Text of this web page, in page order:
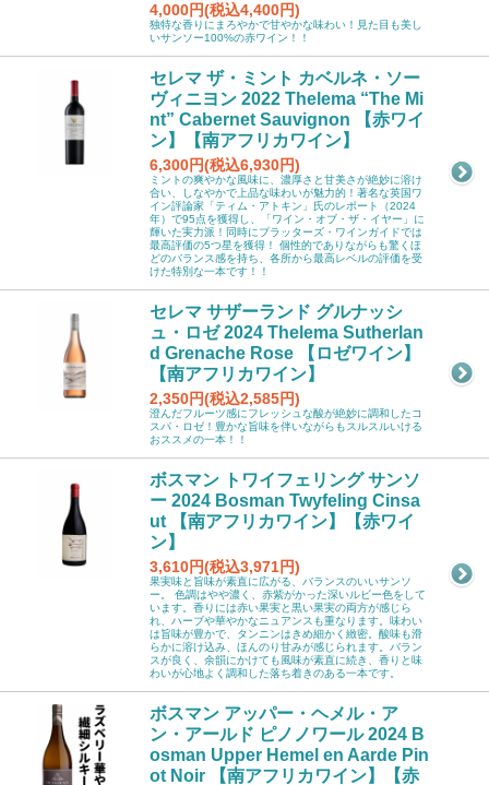
4,000円(税込4,400円)
独特な香りにまろやかで甘やかな味わい！見た目も美し
いサンソー100%の赤ワイン！！
セレマ ザ・ミント カベルネ・ソー
ヴィニヨン 2022 Thelema “The Mi
nt” Cabernet Sauvignon 【赤ワイ
ン】【南アフリカワイン】
6,300円(税込6,930円)
ミントの爽やかな風味に、濃厚さと甘美さが絶妙に溶け
合い、しなやかで上品な味わいが魅力的！著名な英国ワ
イン評論家「ティム・アトキン」氏のレポート（2024
年）で95点を獲得し、「ワイン・オブ・ザ・イヤー」に
輝いた実力派！同時にプラッターズ・ワインガイドでは
最高評価の5つ星を獲得！ 個性的でありながらも驚くほ
どのバランス感を持ち、各所から最高レベルの評価を受
けた特別な一本です！！
セレマ サザーランド グルナッシ
ュ・ロゼ 2024 Thelema Sutherlan
d Grenache Rose 【ロゼワイン】
【南アフリカワイン】
2,350円(税込2,585円)
澄んだフルーツ感にフレッシュな酸が絶妙に調和したコ
スパ・ロゼ！豊かな旨味を伴いながらもスルスルいける
おススメの一本！！
ボスマン トワイフェリング サンソ
ー 2024 Bosman Twyfeling Cinsa
ut 【南アフリカワイン】【赤ワイ
ン】
3,610円(税込3,971円)
果実味と旨味が素直に広がる、バランスのいいサンソ
ー。 色調はやや濃く、赤紫がかった深いルビー色をして
います。香りには赤い果実と黒い果実の両方が感じら
れ、ハーブや華やかなニュアンスも重なります。味わい
は旨味が豊かで、タンニンはきめ細かく緻密。酸味も滑
らかに溶け込み、ほんのり甘みが感じられます。バラン
スが良く、余韻にかけても風味が素直に続き、香りと味
わいが心地よく調和した落ち着きのある一本です。
ボスマン アッパー・ヘメル・ア
ン・アールド ピノノワール 2024 B
osman Upper Hemel en Aarde Pin
ot Noir 【南アフリカワイン】【赤